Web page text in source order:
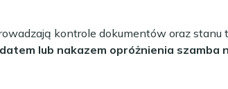
kontrole dokumentów oraz stanu
lub nakazem opróżnienia szamba